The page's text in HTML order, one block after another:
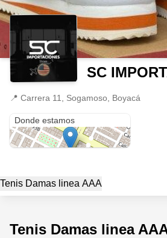
SC
📍 Carrera 11, Sogamoso, Boyacá
Donde estamos
Tenis Damas linea AAA
Tenis Damas linea